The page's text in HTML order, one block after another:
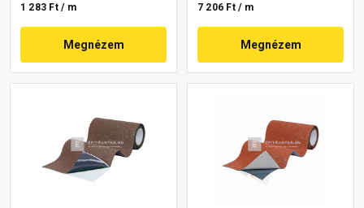
1 283 Ft / m
Megnézem
7 206 Ft / m
Megnézem